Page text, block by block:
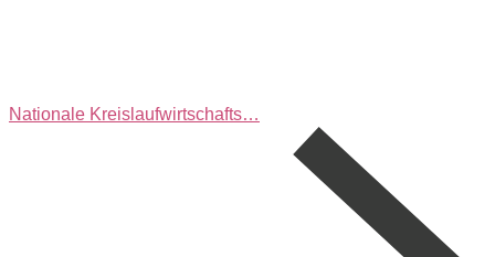
Nationale Kreislaufwirtschafts…